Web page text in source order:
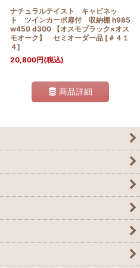
ナチュラルテイスト キャビネッ
ト ツインカーボ扉付 収納棚 h985
w450 d300 【オスモブラック×オス
モオーク】 セミオーダー品 [ ＃４１
４]
20,800円(税込)
商品詳細